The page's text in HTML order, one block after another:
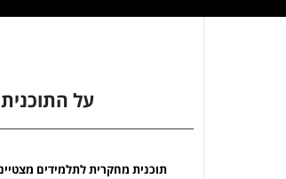
על התוכנית
תוכנית מחקרית לתלמידים